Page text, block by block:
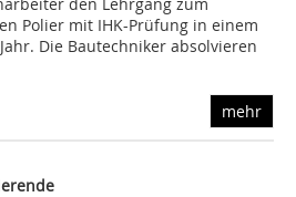
Polier mit IHK-Prüfung in einem
Die Bautechniker absolvieren
mehr